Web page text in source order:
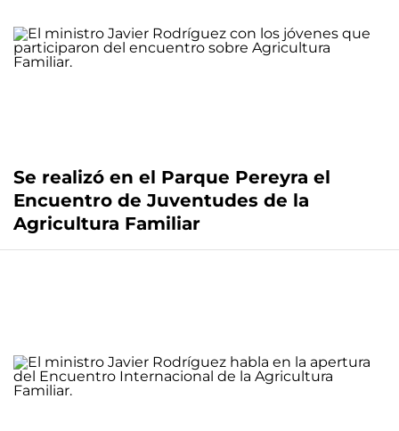
Se realizó en el Parque Pereyra el
Encuentro de Juventudes de la
Agricultura Familiar